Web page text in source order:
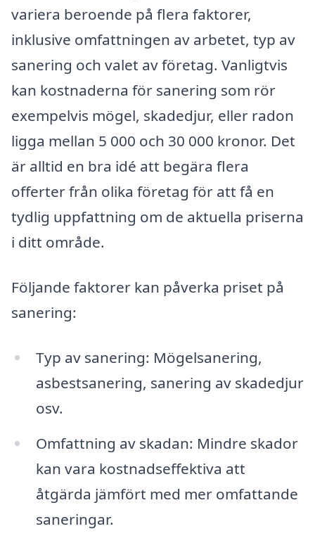
variera beroende på flera faktorer,
inklusive omfattningen av arbetet, typ av
sanering och valet av företag. Vanligtvis
kan kostnaderna för sanering som rör
exempelvis mögel, skadedjur, eller radon
ligga mellan 5 000 och 30 000 kronor. Det
är alltid en bra idé att begära flera
offerter från olika företag för att få en
tydlig uppfattning om de aktuella priserna
i ditt område.
Följande faktorer kan påverka priset på
sanering:
Typ av sanering: Mögelsanering,
asbestsanering, sanering av skadedjur
osv.
Omfattning av skadan: Mindre skador
kan vara kostnadseffektiva att
åtgärda jämfört med mer omfattande
saneringar.